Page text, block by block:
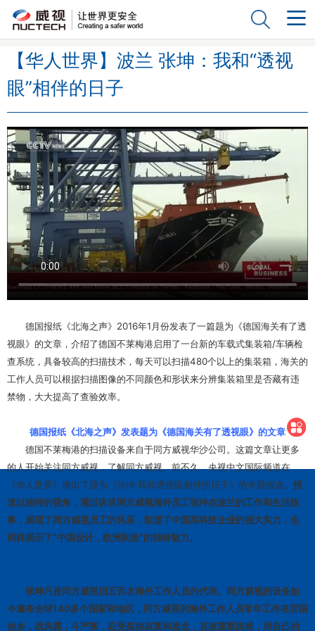
【华人世界】波兰 张坤：我和“透视
眼”相伴的日子
德国报纸《北海之声》2016年1月份发表了一篇题为《德国海关有了透
视眼》的文章，介绍了德国不莱梅港启用了一台新的车载式集装箱/车辆检
查系统，具备较高的扫描技术，每天可以扫描480个以上的集装箱，海关的
工作人员可以根据扫描图像的不同颜色和形状来分辨集装箱里是否藏有违
禁物，大大提高了查验效率。
德国报纸《北海之声》发表题为《德国海关有了透视眼》的文章
德国不莱梅港的扫描设备来自于同方威视华沙公司。这篇文章让更多
的人开始关注同方威视，了解同方威视。前不久，央视中文国际频道在
《华人世界》播出了题为《张坤·我和透视眼相伴的日子》的专题报道。 报
道以独特的视角，通过讲述同方威视海外员工张坤在波兰的工作和生活故
事，展现了同方威视员工的风采，彰显了中国高科技企业的强大实力，也
同样展示了“中国设计，欧洲制造”的独特魅力。
张坤只是同方威视四五百名海外工作人员的代表。同方威视的设备如
今遍布全球140多个国家和地区，同方威视的海外工作人员常年工作在异国
他乡，战风霜，斗严寒，忍受孤独寂寞和思念，克服重重困难，用自己的